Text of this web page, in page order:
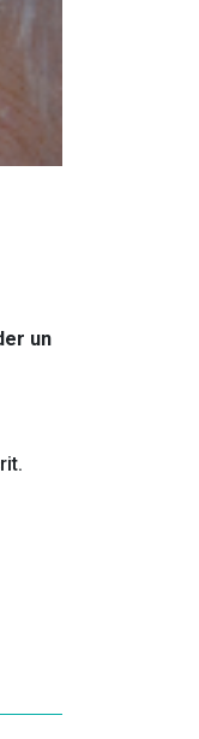
un